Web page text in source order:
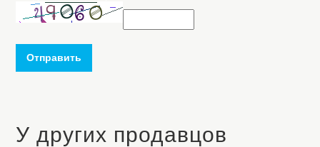
Отправить
У других продавцов